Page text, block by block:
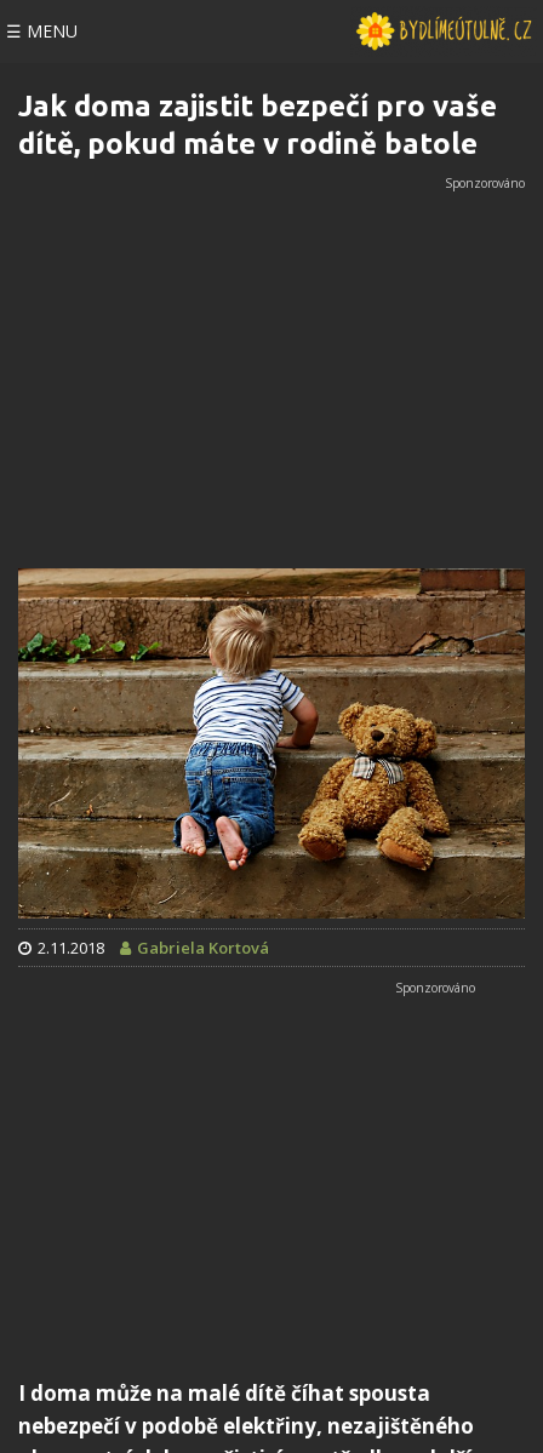
☰ MENU
Jak doma zajistit bezpečí pro vaše
dítě, pokud máte v rodině batole
2.11.2018 Gabriela Kortová
I doma může na malé dítě číhat spousta
nebezpečí v podobě elektřiny, nezajištěného